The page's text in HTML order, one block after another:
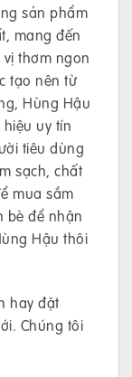
sản phẩm
mang đến
thơm ngon
tạo nên từ
Hùng Hậu
uy tín
tiêu dùng
sạch, chất
mua sắm
bè để nhận
Hậu thôi
hay đặt
Chúng tôi